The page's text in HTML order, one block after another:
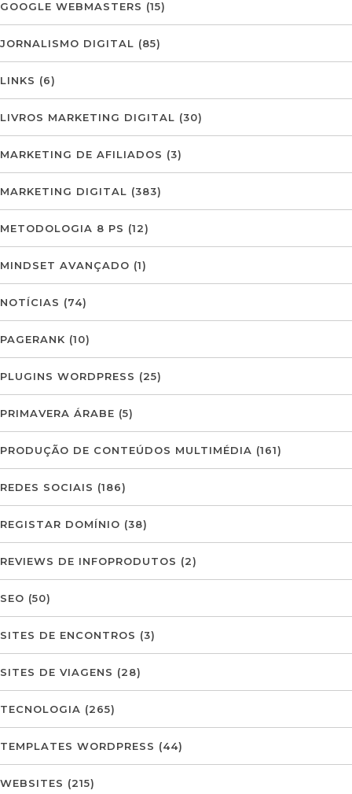
GOOGLE WEBMASTERS (15)
JORNALISMO DIGITAL (85)
LINKS (6)
LIVROS MARKETING DIGITAL (30)
MARKETING DE AFILIADOS (3)
MARKETING DIGITAL (383)
METODOLOGIA 8 PS (12)
MINDSET AVANÇADO (1)
NOTÍCIAS (74)
PAGERANK (10)
PLUGINS WORDPRESS (25)
PRIMAVERA ÁRABE (5)
PRODUÇÃO DE CONTEÚDOS MULTIMÉDIA (161)
REDES SOCIAIS (186)
REGISTAR DOMÍNIO (38)
REVIEWS DE INFOPRODUTOS (2)
SEO (50)
SITES DE ENCONTROS (3)
SITES DE VIAGENS (28)
TECNOLOGIA (265)
TEMPLATES WORDPRESS (44)
WEBSITES (215)